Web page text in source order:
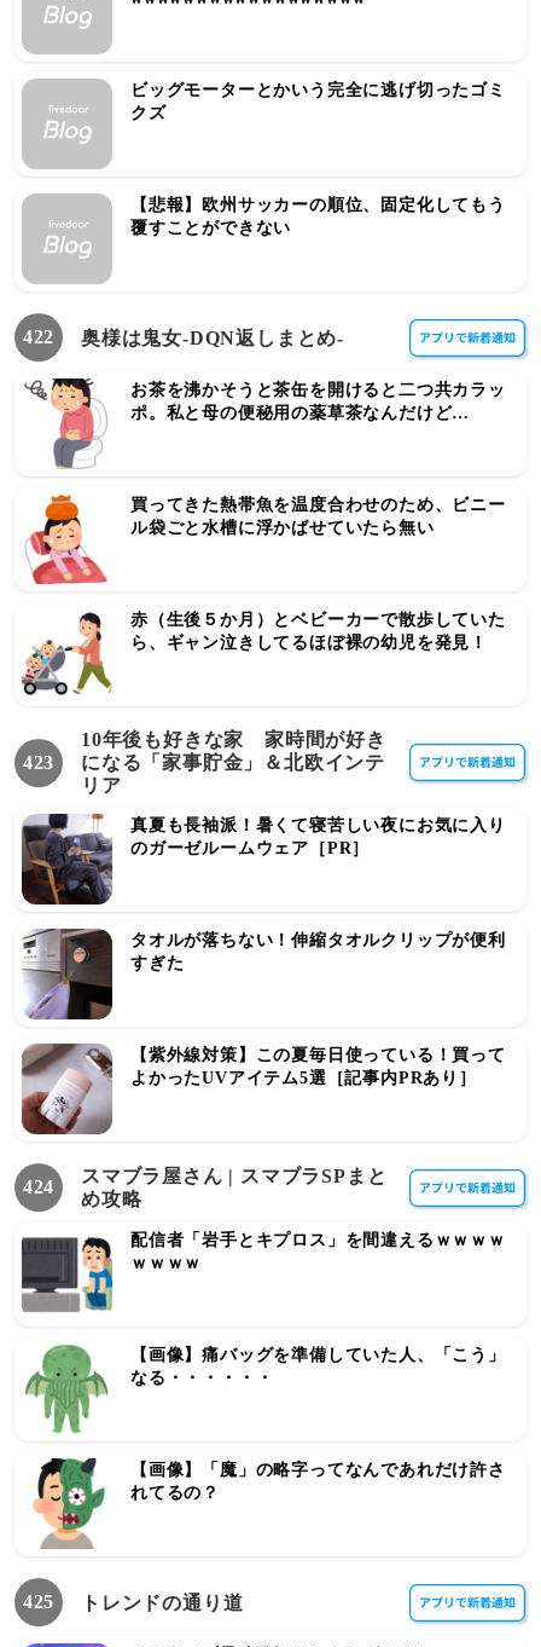
ビッグモーターとかいう完全に逃げ切ったゴミ
クズ
【悲報】欧州サッカーの順位、固定化してもう
覆すことができない
422 奥様は鬼女-DQN返しまとめ-
お茶を沸かそうと茶缶を開けると二つ共カラッ
ポ。私と母の便秘用の薬草茶なんだけど…
買ってきた熱帯魚を温度合わせのため、ビニー
ル袋ごと水槽に浮かばせていたら無い
赤（生後５か月）とベビーカーで散歩していた
ら、ギャン泣きしてるほぼ裸の幼児を発見！
423
10年後も好きな家 家時間が好き
になる「家事貯金」＆北欧インテ
リア
真夏も長袖派！暑くて寝苦しい夜にお気に入り
のガーゼルームウェア［PR］
タオルが落ちない！伸縮タオルクリップが便利
すぎた
【紫外線対策】この夏毎日使っている！買って
よかったUVアイテム5選［記事内PRあり］
424
スマブラ屋さん | スマブラSPまと
め攻略
配信者「岩手とキプロス」を間違えるｗｗｗｗ
ｗｗｗｗ
【画像】痛バッグを準備していた人、「こう」
なる・・・・・・
【画像】「魔」の略字ってなんであれだけ許さ
れてるの？
425 トレンドの通り道